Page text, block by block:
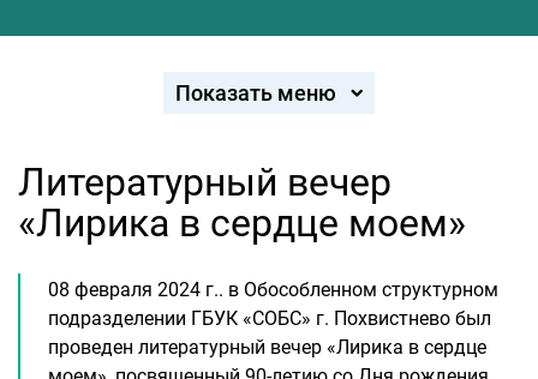
Показать меню
Литературный вечер
«Лирика в сердце моем»
08 февраля 2024 г.. в Обособленном структурном
подразделении ГБУК «СОБС» г. Похвистнево был
проведен литературный вечер «Лирика в сердце